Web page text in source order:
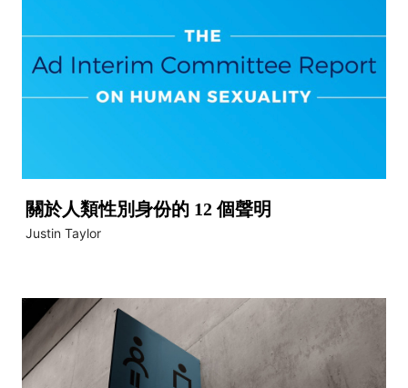
關於人類性別身份的 12 個聲明
Justin Taylor